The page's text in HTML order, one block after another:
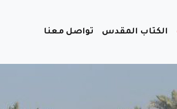
تواصل معنا الكتاب المقدس